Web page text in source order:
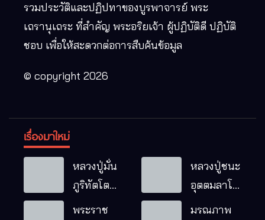
รวมประวัติและปฏิปทาของบูรพาจารย์ พระ
เถรานุเถระ ที่สำคัญ พระอริยเจ้า ผู้ปฏิบัติดี ปฏิบัติ
ชอบ เพื่อให้สะดวกต่อการสืบค้นข้อมูล
© copyright 2026
เรื่องมาใหม่
หลวงปู่มั่น
ภูริทัตโต
พระอริยเจ้า
หลวงปู่ชนะ
อุตตมลาโภ
พระราช มรณภาพ